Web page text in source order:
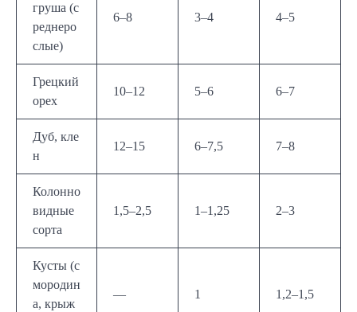
груша (с
реднеро
слые)
6–8 3–4 4–5
Грецкий
орех
10–12 5–6 6–7
Дуб, кле
н
12–15 6–7,5 7–8
Колонно
видные
сорта
1,5–2,5 1–1,25 2–3
Кусты (с
мородин
а, крыж
— 1 1,2–1,5